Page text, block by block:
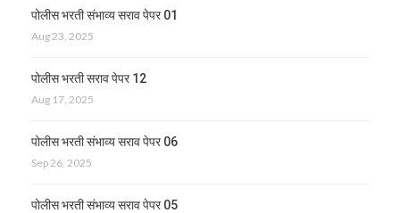
पोलीस भरती संभाव्य सराव पेपर 01
Aug 23, 2025
पोलीस भरती सराव पेपर 12
Aug 17, 2025
पोलीस भरती संभाव्य सराव पेपर 06
Sep 26, 2025
पोलीस भरती संभाव्य सराव पेपर 05